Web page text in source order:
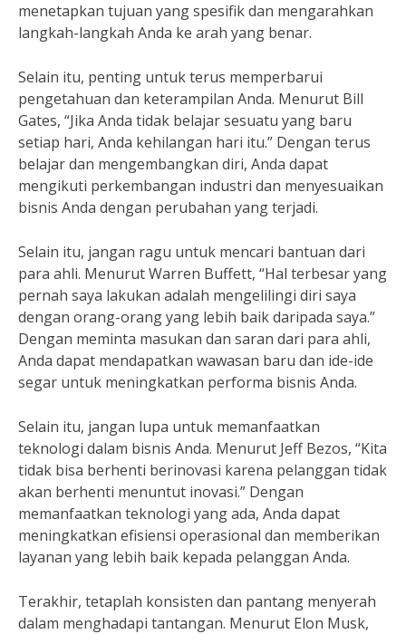
menetapkan tujuan yang spesifik dan mengarahkan
langkah-langkah Anda ke arah yang benar.
Selain itu, penting untuk terus memperbarui
pengetahuan dan keterampilan Anda. Menurut Bill
Gates, “Jika Anda tidak belajar sesuatu yang baru
setiap hari, Anda kehilangan hari itu.” Dengan terus
belajar dan mengembangkan diri, Anda dapat
mengikuti perkembangan industri dan menyesuaikan
bisnis Anda dengan perubahan yang terjadi.
Selain itu, jangan ragu untuk mencari bantuan dari
para ahli. Menurut Warren Buffett, “Hal terbesar yang
pernah saya lakukan adalah mengelilingi diri saya
dengan orang-orang yang lebih baik daripada saya.”
Dengan meminta masukan dan saran dari para ahli,
Anda dapat mendapatkan wawasan baru dan ide-ide
segar untuk meningkatkan performa bisnis Anda.
Selain itu, jangan lupa untuk memanfaatkan
teknologi dalam bisnis Anda. Menurut Jeff Bezos, “Kita
tidak bisa berhenti berinovasi karena pelanggan tidak
akan berhenti menuntut inovasi.” Dengan
memanfaatkan teknologi yang ada, Anda dapat
meningkatkan efisiensi operasional dan memberikan
layanan yang lebih baik kepada pelanggan Anda.
Terakhir, tetaplah konsisten dan pantang menyerah
dalam menghadapi tantangan. Menurut Elon Musk,